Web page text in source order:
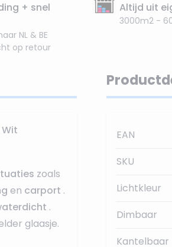
+ snel
NL & BE
op retour
Altijd uit
3000m2 -
zoals
en carport .
.
glaasje.
EAN
SKU
Lichtkleur
Dimbaar
Kantelbaar